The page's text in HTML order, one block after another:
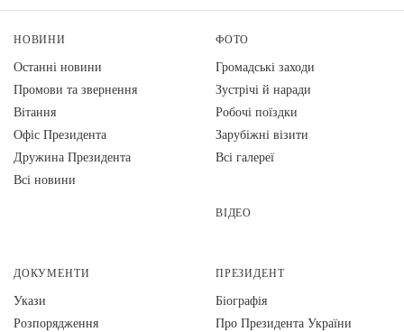
НОВИНИ
Останні новини
Промови та звернення
Вiтання
Офіс Президента
Дружина Президента
Всі новини
ФОТО
Громадські заходи
Зустрічі й наради
Робочі поїздки
Зарубіжні візити
Всі галереї
ВІДЕО
ДОКУМЕНТИ
Укази
Розпорядження
ПРЕЗИДЕНТ
Біографія
Про Президента України